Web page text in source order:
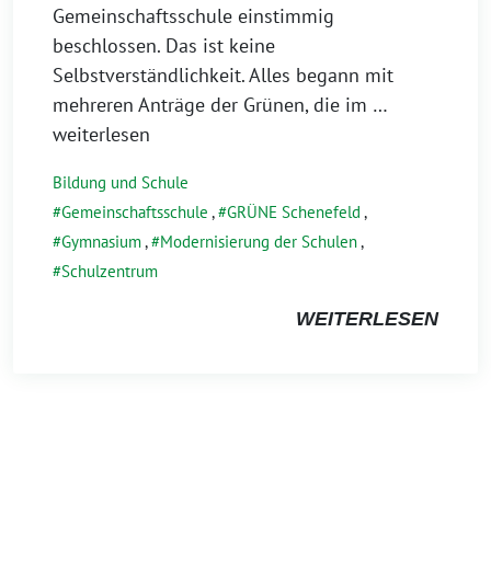
Gemeinschaftsschule einstimmig
beschlossen. Das ist keine
Selbstverständlichkeit. Alles begann mit
mehreren Anträge der Grünen, die im …
weiterlesen
Bildung und Schule
Gemeinschaftsschule , GRÜNE Schenefeld ,
Gymnasium, Modernisierung der Schulen,
Schulzentrum
WEITERLESEN